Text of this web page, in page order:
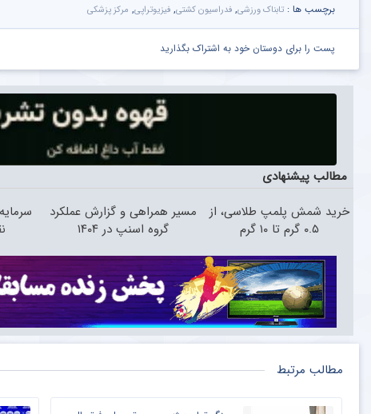
برچسب ها : تابناک ورزشی, فدراسیون کشتی, فیزیوتراپی, مرکز پزشکی
پست را برای دوستان خود به اشتراک بگذارید
مطالب پیشنهادی
خرید شمش پلمپ طلاسی، از
۰.۵ گرم تا ۱۰ گرم
مسیر همراهی و گزارش عملکرد
گروه اسنپ در ۱۴۰۴
مطالب مرتبط